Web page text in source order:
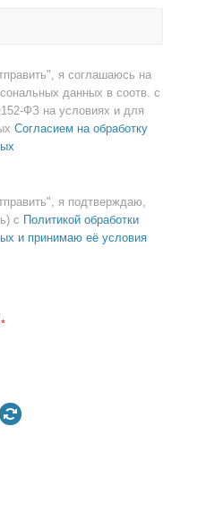
я соглашаюсь на
данных в соотв. с
ФЗ на условиях и для
Согласием на обработку
я подтверждаю,
с Политикой обработки
и принимаю её условия
*